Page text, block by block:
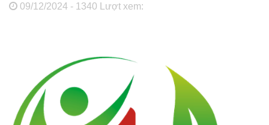
09/12/2024 - 1340 Lượt xem: